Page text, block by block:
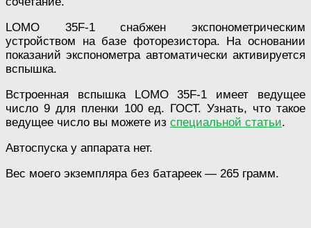
LOMO 35F-1 снабжен экспонометрическим
устройством на базе фоторезистора. На основании
показаний экспонометра автоматически активируется
вспышка.
Встроенная вспышка LOMO 35F-1 имеет ведущее
число 9 для пленки 100 ед. ГОСТ. Узнать, что такое
ведущее число вы можете из специальной статьи.
Автоспуска у аппарата нет.
Вес моего экземпляра без батареек — 265 грамм.